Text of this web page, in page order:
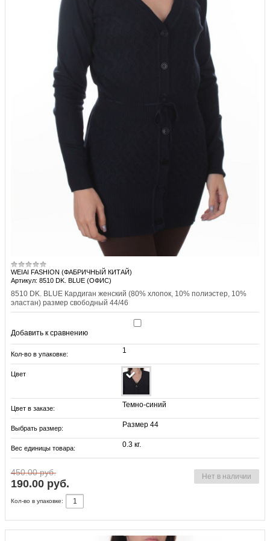
WEIAI FASHION (ФАБРИЧНЫЙ КИТАЙ)
Артикул: 8510 DK. BLUE (ОФИС)
8510 DK. BLUE Кардиган женский (80% хлопок, 10% полиэстер, 10%
эластан) размер свободный 44/46
Добавить к сравнению
Кол-во в упаковке: 1
Цвет
Цвет в заказе: Темно-синий
Выбрать размер: Размер 44
Вес единицы товара: 0.3 кг.
450.00 руб.
190.00 руб.
Нет в наличии
Кол-во в упаковке: